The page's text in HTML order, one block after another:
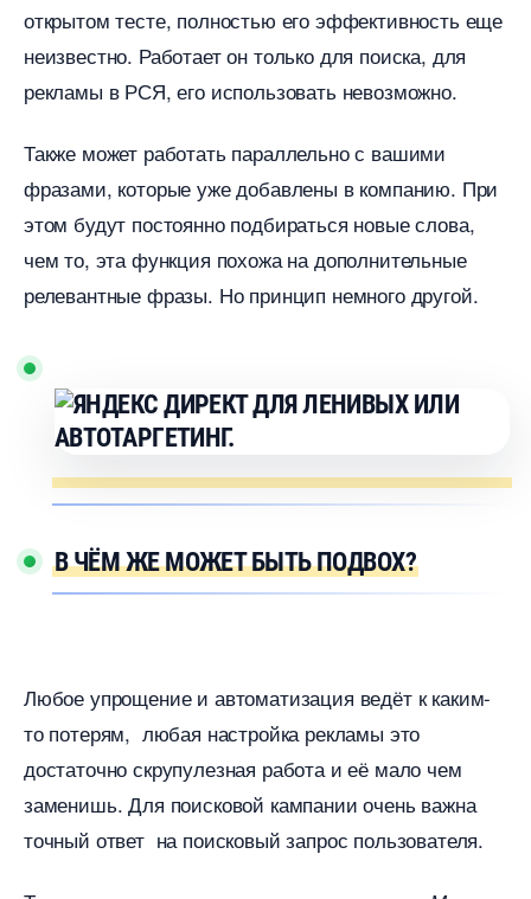
открытом тесте, полностью его эффективность еще
неизвестно. Работает он только для поиска, для
рекламы в РСЯ, его использовать невозможно.
Также может работать параллельно с вашими
фразами, которые уже добавлены в компанию. При
этом будут постоянно подбираться новые слова,
чем то, эта функция похожа на дополнительные
релевантные фразы. Но принцип немного другой.
ЧЁМ ЖЕ МОЖЕТ БЫТЬ ПОДВОХ?
Любое упрощение и автоматизация ведёт к каким-
то потерям, любая настройка рекламы это
достаточно скрупулезная работа и её мало чем
заменишь. Для поисковой кампании очень важна
точный ответ на поисковый запрос пользователя.